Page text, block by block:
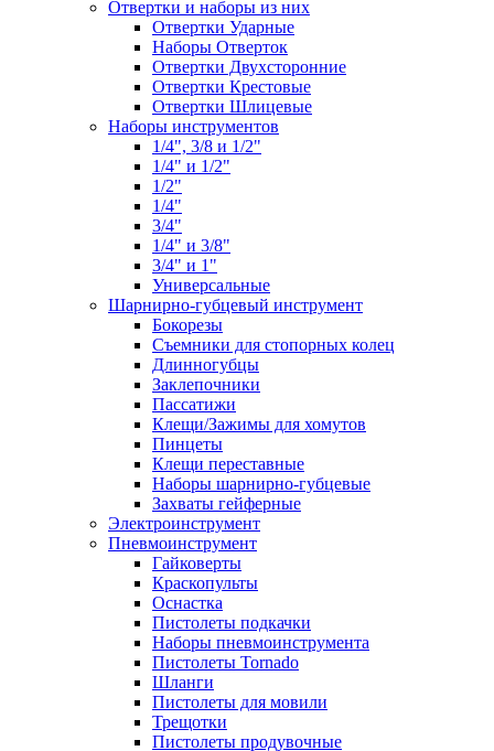
Отвертки и наборы из них
Отвертки Ударные
Наборы Отверток
Отвертки Двухсторонние
Отвертки Крестовые
Отвертки Шлицевые
Наборы инструментов
1/4", 3/8 и 1/2"
1/4" и 1/2"
1/2"
1/4"
3/4"
1/4" и 3/8"
3/4" и 1"
Универсальные
Шарнирно-губцевый инструмент
Бокорезы
Съемники для стопорных колец
Длинногубцы
Заклепочники
Пассатижи
Клещи/Зажимы для хомутов
Пинцеты
Клещи переставные
Наборы шарнирно-губцевые
Захваты гейферные
Электроинструмент
Пневмоинструмент
Гайковерты
Краскопульты
Оснастка
Пистолеты подкачки
Наборы пневмоинструмента
Пистолеты Tornado
Шланги
Пистолеты для мовили
Трещотки
Пистолеты продувочные